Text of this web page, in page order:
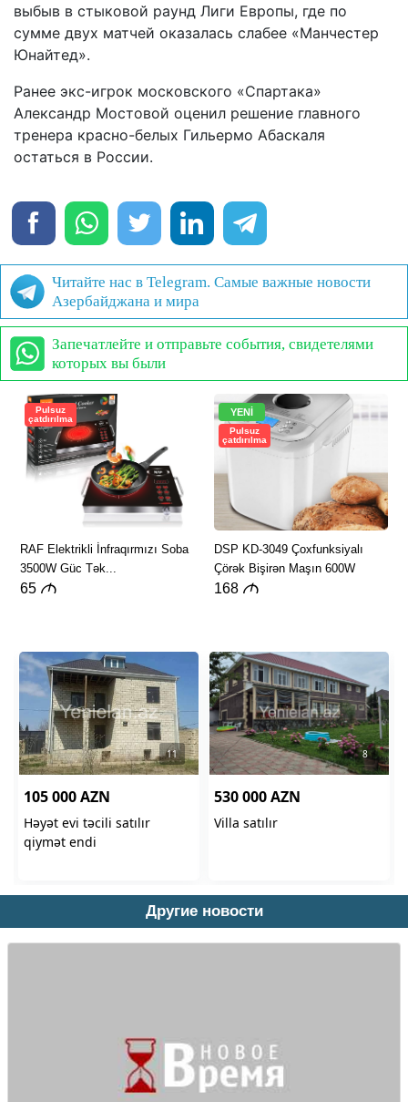
выбыв в стыковой раунд Лиги Европы, где по
сумме двух матчей оказалась слабее «Манчестер
Юнайтед».
Ранее экс-игрок московского «Спартака»
Александр Мостовой оценил решение главного
тренера красно-белых Гильермо Абаскаля
остаться в России.
Читайте нас в Telegram. Самые важные новости
Азербайджана и мира
Запечатлейте и отправьте события, свидетелями
которых вы были
Другие новости